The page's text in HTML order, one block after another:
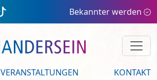
Bekannter werden
VERANSTALTUNGEN KONTAKT